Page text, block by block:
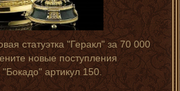
статуэтка "Геракл" за 70 000
новые поступления
"Бокадо" артикул 150.